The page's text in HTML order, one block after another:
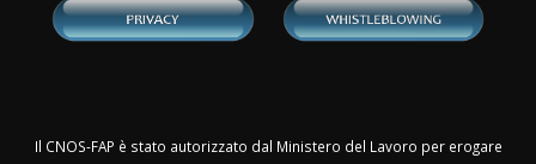
Il CNOS-FAP è stato autorizzato dal Ministero del Lavoro per erogare